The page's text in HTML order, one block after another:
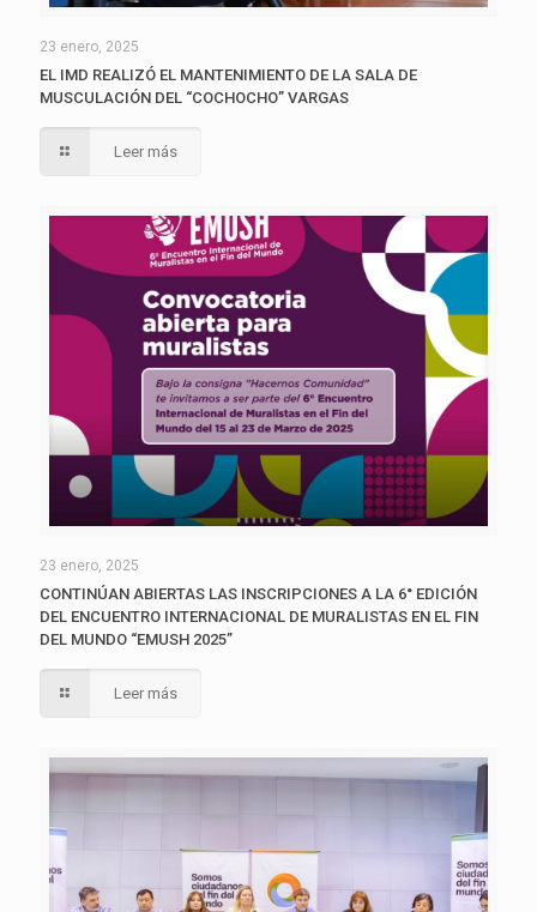
23 enero, 2025
EL IMD REALIZÓ EL MANTENIMIENTO DE LA SALA DE
MUSCULACIÓN DEL “COCHOCHO” VARGAS
Leer más
23 enero, 2025
CONTINÚAN ABIERTAS LAS INSCRIPCIONES A LA 6° EDICIÓN
DEL ENCUENTRO INTERNACIONAL DE MURALISTAS EN EL FIN
DEL MUNDO “EMUSH 2025”
Leer más